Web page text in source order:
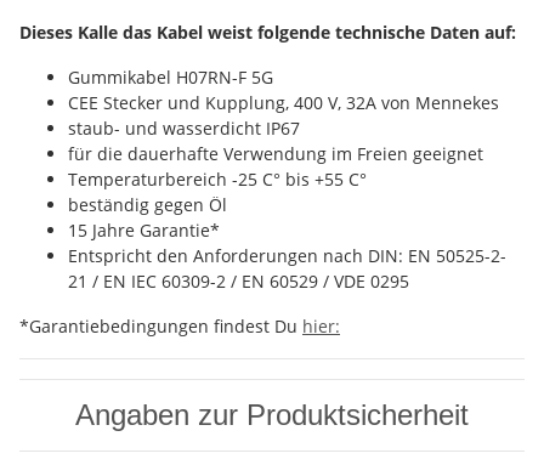
Dieses Kalle das Kabel weist folgende technische Daten auf:
Gummikabel H07RN-F 5G
CEE Stecker und Kupplung, 400 V, 32A von Mennekes
staub- und wasserdicht IP67
für die dauerhafte Verwendung im Freien geeignet
Temperaturbereich -25 C° bis +55 C°
beständig gegen Öl
15 Jahre Garantie*
Entspricht den Anforderungen nach DIN: EN 50525-2-
21 / EN IEC 60309-2 / EN 60529 / VDE 0295
*Garantiebedingungen findest Du hier:
Angaben zur Produktsicherheit